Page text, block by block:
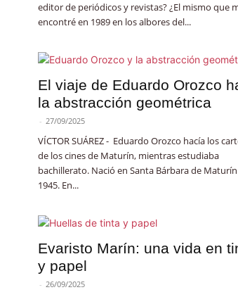
editor de periódicos y revistas? ¿El mismo que
encontré en 1989 en los albores del...
El viaje de Eduardo Orozco
la abstracción geométrica
- 27/09/2025
VÍCTOR SUÁREZ - Eduardo Orozco hacía los
de los cines de Maturín, mientras estudiaba
bachillerato. Nació en Santa Bárbara de
1945. En...
Evaristo Marín: una vida en
y papel
- 26/09/2025